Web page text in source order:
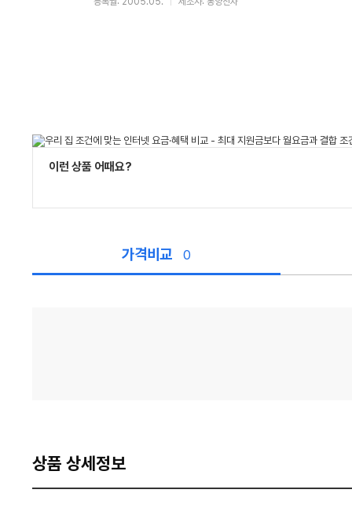
이런 상품 어때요?
가격비교 0
상품 상세정보